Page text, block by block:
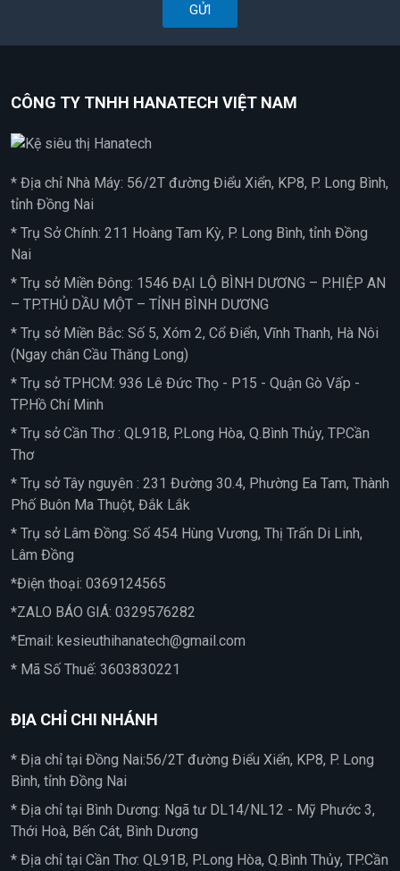
GỬI
CÔNG TY TNHH HANATECH VIỆT NAM
* Địa chỉ Nhà Máy: 56/2T đường Điểu Xiển, KP8, P. Long Bình,
tỉnh Đồng Nai
* Trụ Sở Chính: 211 Hoàng Tam Kỳ, P. Long Bình, tỉnh Đồng
Nai
* Trụ sở Miền Đông: 1546 ĐẠI LỘ BÌNH DƯƠNG – P.HIỆP AN
– TP.THỦ DẦU MỘT – TỈNH BÌNH DƯƠNG
* Trụ sở Miền Bắc: Số 5, Xóm 2, Cổ Điển, Vĩnh Thanh, Hà Nôi
(Ngay chân Cầu Thăng Long)
* Trụ sở TPHCM: 936 Lê Đức Thọ - P15 - Quận Gò Vấp -
TP.Hồ Chí Minh
* Trụ sở Cần Thơ : QL91B, P.Long Hòa, Q.Bình Thủy, TP.Cần
Thơ
* Trụ sở Tây nguyên : 231 Đường 30.4, Phường Ea Tam, Thành
Phố Buôn Ma Thuột, Đắk Lắk
* Trụ sở Lâm Đồng: Số 454 Hùng Vương, Thị Trấn Di Linh,
Lâm Đồng
*Điện thoại: 0369124565
*ZALO BÁO GIÁ: 0329576282
*Email: kesieuthihanatech@gmail.com
* Mã Số Thuế: 3603830221
ĐỊA CHỈ CHI NHÁNH
* Địa chỉ tại Đồng Nai:56/2T đường Điểu Xiển, KP8, P. Long
Bình, tỉnh Đồng Nai
* Địa chỉ tại Bình Dương: Ngã tư DL14/NL12 - Mỹ Phước 3,
Thới Hoà, Bến Cát, Bình Dương
* Địa chỉ tại Cần Thơ: QL91B, P.Long Hòa, Q.Bình Thủy, TP.Cần